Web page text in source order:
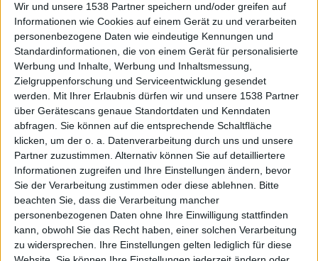
Wir und unsere 1538 Partner speichern und/oder greifen auf
Informationen wie Cookies auf einem Gerät zu und verarbeiten
personenbezogene Daten wie eindeutige Kennungen und
Standardinformationen, die von einem Gerät für personalisierte
Werbung und Inhalte, Werbung und Inhaltsmessung,
Zielgruppenforschung und Serviceentwicklung gesendet
werden. Mit Ihrer Erlaubnis dürfen wir und unsere 1538 Partner
über Gerätescans genaue Standortdaten und Kenndaten
abfragen. Sie können auf die entsprechende Schaltfläche
klicken, um der o. a. Datenverarbeitung durch uns und unsere
Partner zuzustimmen. Alternativ können Sie auf detailliertere
Informationen zugreifen und Ihre Einstellungen ändern, bevor
Sie der Verarbeitung zustimmen oder diese ablehnen. Bitte
beachten Sie, dass die Verarbeitung mancher
personenbezogenen Daten ohne Ihre Einwilligung stattfinden
kann, obwohl Sie das Recht haben, einer solchen Verarbeitung
zu widersprechen. Ihre Einstellungen gelten lediglich für diese
signifikante Krächzgesang etwas fehlt.
Für mich stellt sich letzten Endes nur noch die Frage, ob
“Catch 22 V2.0.08“ überhaupt für jene empfehlenswert ist,
die nicht mal die Urversion besitzen. Das bleibt eine
wahrlich rein subjektive Geschmacksfrage – mir
persönlich sagt die ursprüngliche Ausgabe noch einen
Zacken mehr zu, denn aus irgendeinem Grund hat die
teilweise Neueinspielung und Überarbeitung etwas von
ihrem Charme eingebüßt. Womöglich ist sie
produktionstechnisch einfach zu glatt gebügelt. Eines
lässt sich nichtsdestotrotz ganz entschieden festhalten –
wer diese Platte schon in Originalfassung besitzt, sollte
sein Geld besser woanders investieren.